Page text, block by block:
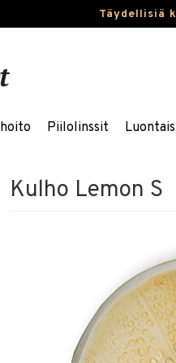
Täydellisiä
Piilolinssit
Kulho Lemon S